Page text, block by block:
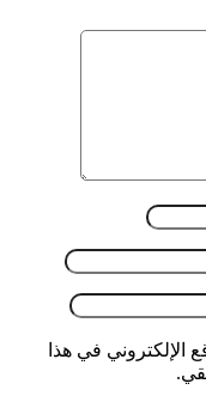
الإلكتروني في هذا